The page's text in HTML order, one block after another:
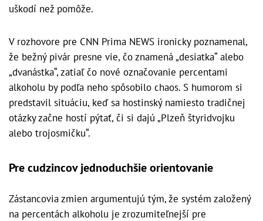
uškodí než pomôže.
V rozhovore pre CNN Prima NEWS ironicky poznamenal,
že bežný pivár presne vie, čo znamená „desiatka“ alebo
„dvanástka“, zatiaľ čo nové označovanie percentami
alkoholu by podľa neho spôsobilo chaos. S humorom si
predstavil situáciu, keď sa hostinský namiesto tradičnej
otázky začne hostí pýtať, či si dajú „Plzeň štyridvojku
alebo trojosmičku“.
Pre cudzincov jednoduchšie orientovanie
Zástancovia zmien argumentujú tým, že systém založený
na percentách alkoholu je zrozumiteľnejší pre